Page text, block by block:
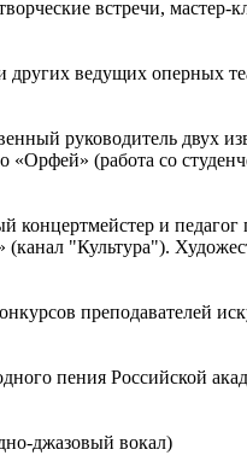
встречи, мастер-
ведущих оперных
руководитель двух
«Орфей» (работа со
концертмейстер и
"Культура").
преподавателей
пения Российской
джазовый вокал)